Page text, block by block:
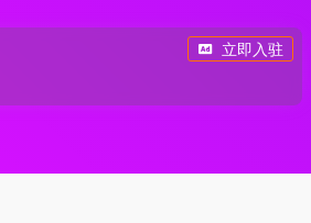
立即入驻